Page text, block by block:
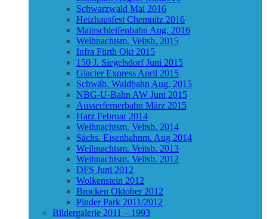
Schwarzwald Mai 2016
Heizhausfest Chemnitz 2016
Mainschleifenbahn Aug. 2016
Weihnachtsm. Veitsb. 2015
Infra Fürth Okt 2015
150 J. Siegelsdorf Juni 2015
Glacier Express April 2015
Schwäb. Waldbahn Aug. 2015
NBG-U-Bahn AW Juni 2015
Ausserfernerbahn März 2015
Harz Februar 2014
Weihnachtsm. Veitsb. 2014
Sächs. Eisenbahnm. Aug 2014
Weihnachtsm. Veitsb. 2013
Weihnachtsm. Veitsb. 2012
DFS Juni 2012
Wolkenstein 2012
Brocken Oktober 2012
Pinder Park 2011/2012
Bildergalerie 2011 – 1993